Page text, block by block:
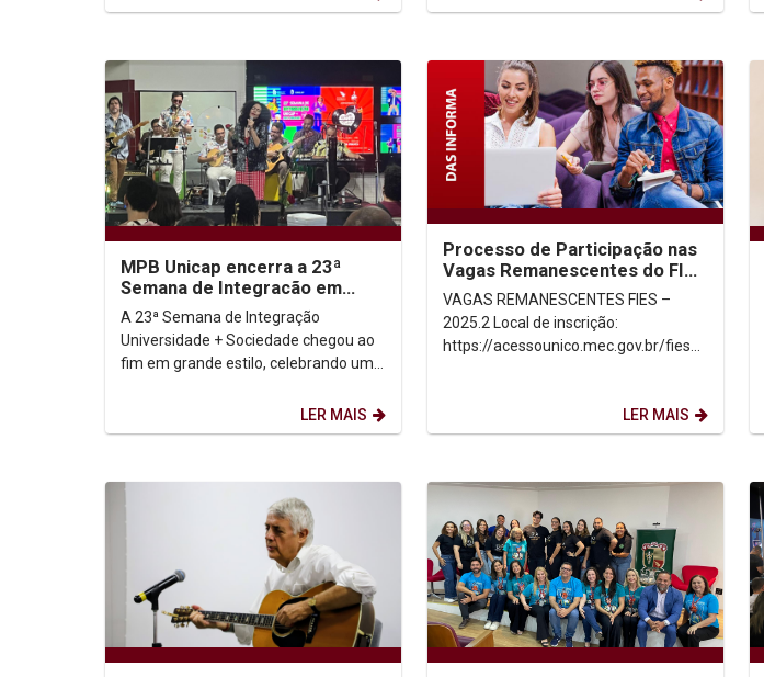
MPB Unicap encerra a 23ª
Semana de Integracão em
clima de muita animação
A 23ª Semana de Integração
Universidade + Sociedade chegou ao
fim em grande estilo, celebrando uma
LER MAIS
Processo de Participação nas
Vagas Remanescentes do FIES
– 2025.2
VAGAS REMANESCENTES FIES –
2025.2 Local de inscrição:
https://acessounico.mec.gov.br/fies
LER MAIS